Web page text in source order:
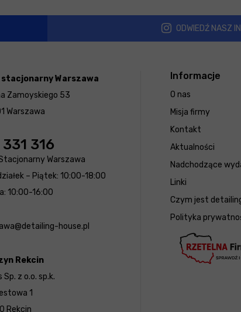
ODWIEDŹ NASZ
Informacje
O nas
Misja firmy
Kontakt
Aktualności
Nadchodzące
Linki
Czym jest
Polityka
stacjonarny Warszawa
Zamoyskiego 53
Warszawa
331 316
Warszawa
– Piątek: 10:00-18:00
10:00-16:00
house.pl
Rekcin
Sp. z o.o. sp.k.
1
Rekcin